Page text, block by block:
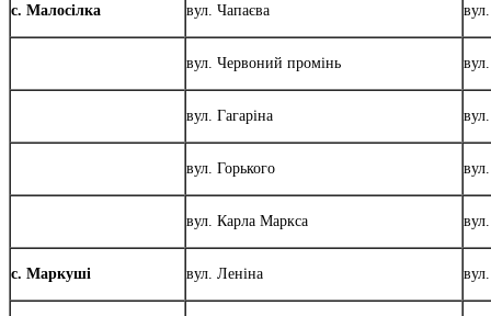
с. Малосілка вул. Чапаєва
вул. Червоний промінь
вул. Гагаріна
вул. Горького
вул. Карла Маркса
с. Маркуші вул. Леніна